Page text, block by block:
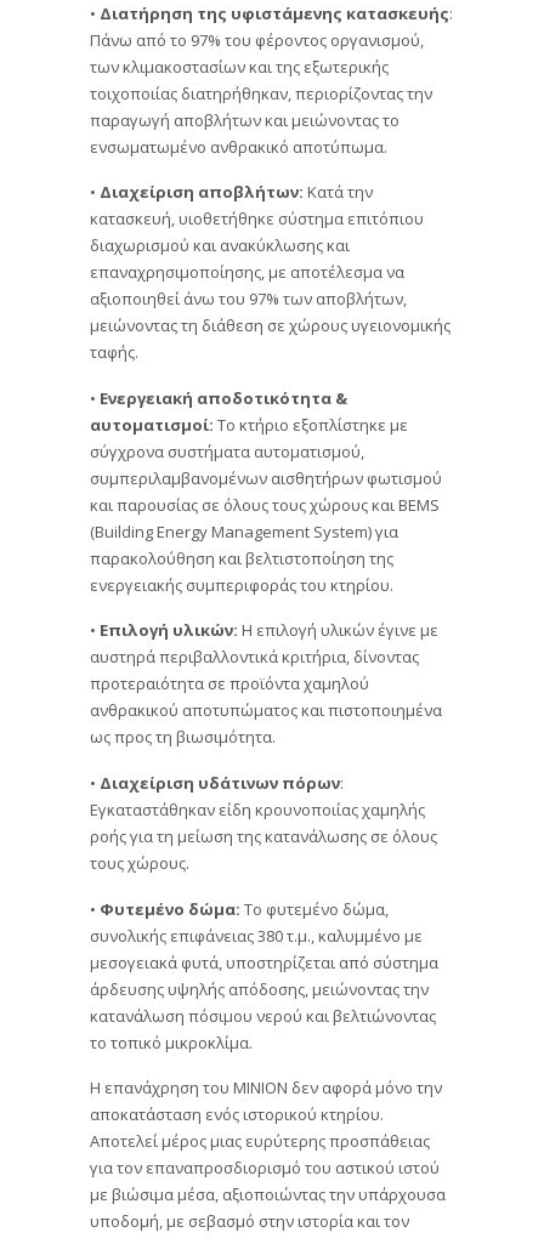
• Διατήρηση της υφιστάμενης κατασκευής:
Πάνω από το 97% του φέροντος οργανισμού,
των κλιμακοστασίων και της εξωτερικής
τοιχοποιίας διατηρήθηκαν, περιορίζοντας την
παραγωγή αποβλήτων και μειώνοντας το
ενσωματωμένο ανθρακικό αποτύπωμα.
• Διαχείριση αποβλήτων: Κατά την
κατασκευή, υιοθετήθηκε σύστημα επιτόπιου
διαχωρισμού και ανακύκλωσης και
επαναχρησιμοποίησης, με αποτέλεσμα να
αξιοποιηθεί άνω του 97% των αποβλήτων,
μειώνοντας τη διάθεση σε χώρους υγειονομικής
ταφής.
• Ενεργειακή αποδοτικότητα &
αυτοματισμοί: Το κτήριο εξοπλίστηκε με
σύγχρονα συστήματα αυτοματισμού,
συμπεριλαμβανομένων αισθητήρων φωτισμού
και παρουσίας σε όλους τους χώρους και BEMS
(Building Energy Management System) για
παρακολούθηση και βελτιστοποίηση της
ενεργειακής συμπεριφοράς του κτηρίου.
• Επιλογή υλικών: Η επιλογή υλικών έγινε με
αυστηρά περιβαλλοντικά κριτήρια, δίνοντας
προτεραιότητα σε προϊόντα χαμηλού
ανθρακικού αποτυπώματος και πιστοποιημένα
ως προς τη βιωσιμότητα.
• Διαχείριση υδάτινων πόρων:
Εγκαταστάθηκαν είδη κρουνοποιίας χαμηλής
ροής για τη μείωση της κατανάλωσης σε όλους
τους χώρους.
• Φυτεμένο δώμα: Το φυτεμένο δώμα,
συνολικής επιφάνειας 380 τ.μ., καλυμμένο με
μεσογειακά φυτά, υποστηρίζεται από σύστημα
άρδευσης υψηλής απόδοσης, μειώνοντας την
κατανάλωση πόσιμου νερού και βελτιώνοντας
το τοπικό μικροκλίμα.
Η επανάχρηση του ΜΙΝΙΟΝ δεν αφορά μόνο την
αποκατάσταση ενός ιστορικού κτηρίου.
Αποτελεί μέρος μιας ευρύτερης προσπάθειας
για τον επαναπροσδιορισμό του αστικού ιστού
με βιώσιμα μέσα, αξιοποιώντας την υπάρχουσα
υποδομή, με σεβασμό στην ιστορία και τον